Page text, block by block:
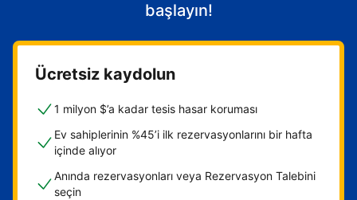
başlayın!
Ücretsiz kaydolun
1 milyon $’a kadar tesis hasar koruması
Ev sahiplerinin %45’i ilk rezervasyonlarını bir hafta
içinde alıyor
Anında rezervasyonları veya Rezervasyon Talebini
seçin